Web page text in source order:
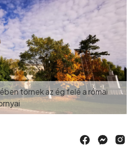
törnek az ég felé a római